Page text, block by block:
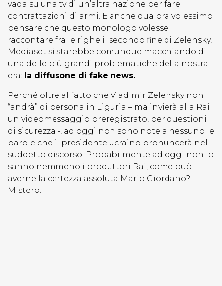
vada su una tv di un’altra nazione per fare
contrattazioni di armi. E anche qualora volessimo
pensare che questo monologo volesse
raccontare fra le righe il secondo fine di Zelensky,
Mediaset si starebbe comunque macchiando di
una delle più grandi problematiche della nostra
era: la diffusone di fake news.
Perché oltre al fatto che Vladimir Zelensky non
“andrà” di persona in Liguria – ma invierà alla Rai
un videomessaggio preregistrato, per questioni
di sicurezza -, ad oggi non sono note a nessuno le
parole che il presidente ucraino pronuncerà nel
suddetto discorso. Probabilmente ad oggi non lo
sanno nemmeno i produttori Rai, come può
averne la certezza assoluta Mario Giordano?
Mistero.